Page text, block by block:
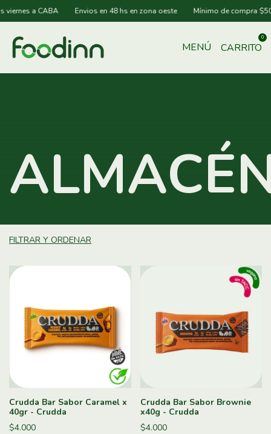
a CABA Envios en 48 hs en zona oeste Mínimo de compra $50.000
MENÚ CARRITO
0
FILTRAR Y ORDENAR
Crudda Bar Sabor Caramel x
40gr - Crudda
$4.000
Crudda Bar Sabor Brownie
x40g - Crudda
$4.000